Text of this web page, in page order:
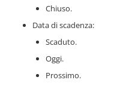
Chiuso.
Data di scadenza:
Scaduto.
Oggi.
Prossimo.